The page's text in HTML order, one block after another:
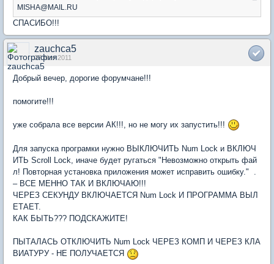
MISHA@MAIL.RU
СПАСИБО!!!
zauchca5
27 Nov 2011
Добрый вечер, дорогие форумчане!!!
помогите!!!
уже собрала все версии АК!!!, но не могу их запустить!!!
Для запуска програмки нужно ВЫКЛЮЧИТЬ Num Lock и ВКЛЮЧ
ИТЬ Scroll Lock, иначе будет ругаться "Невозможно открыть фай
л! Повторная установка приложения может исправить ошибку." .
– ВСЕ МЕННО ТАК И ВКЛЮЧАЮ!!!
ЧЕРЕЗ СЕКУНДУ ВКЛЮЧАЕТСЯ Num Lock И ПРОГРАММА ВЫЛ
ЕТАЕТ.
КАК БЫТЬ??? ПОДСКАЖИТЕ!
ПЫТАЛАСЬ ОТКЛЮЧИТЬ Num Lock ЧЕРЕЗ КОМП И ЧЕРЕЗ КЛА
ВИАТУРУ - НЕ ПОЛУЧАЕТСЯ